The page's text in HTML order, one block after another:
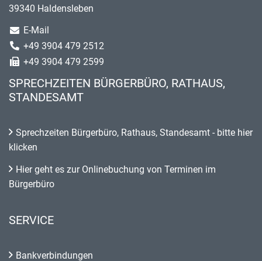
39340 Haldensleben
E-Mail
+49 3904 479 2512
+49 3904 479 2599
SPRECHZEITEN BÜRGERBÜRO, RATHAUS,
STANDESAMT
Sprechzeiten Bürgerbüro, Rathaus, Standesamt - bitte hier
klicken
Hier geht es zur Onlinebuchung von Terminen im
Bürgerbüro
SERVICE
Bankverbindungen